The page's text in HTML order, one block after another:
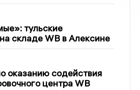
тульские
складе WB в Алексине
оказанию содействия
центра WB